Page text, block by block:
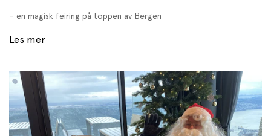
– en magisk feiring på toppen av Bergen
Les mer